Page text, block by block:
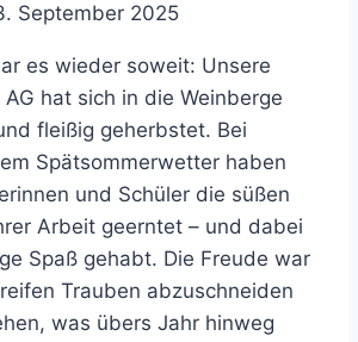
September 2025
es wieder soweit: Unsere
AG hat sich in die Weinberge
fleißig geherbstet. Bei
Spätsommerwetter haben
und Schüler die süßen
Arbeit geerntet – und dabei
Spaß gehabt. Die Freude war
Trauben abzuschneiden
was übers Jahr hinweg